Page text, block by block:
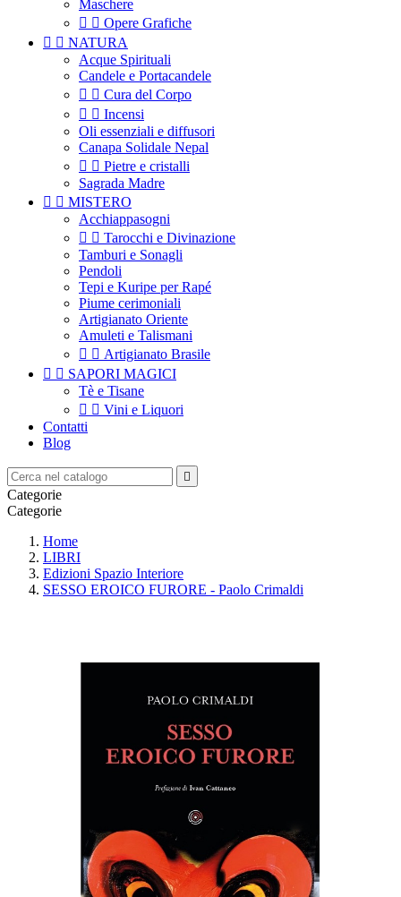
Maschere
  Opere Grafiche
  NATURA
Acque Spirituali
Candele e Portacandele
  Cura del Corpo
  Incensi
Oli essenziali e diffusori
Canapa Solidale Nepal
  Pietre e cristalli
Sagrada Madre
  MISTERO
Acchiappasogni
  Tarocchi e Divinazione
Tamburi e Sonagli
Pendoli
Tepi e Kuripe per Rapé
Piume cerimoniali
Artigianato Oriente
Amuleti e Talismani
  Artigianato Brasile
  SAPORI MAGICI
Tè e Tisane
  Vini e Liquori
Contatti
Blog

Categorie
Categorie
Home
LIBRI
Edizioni Spazio Interiore
SESSO EROICO FURORE - Paolo Crimaldi